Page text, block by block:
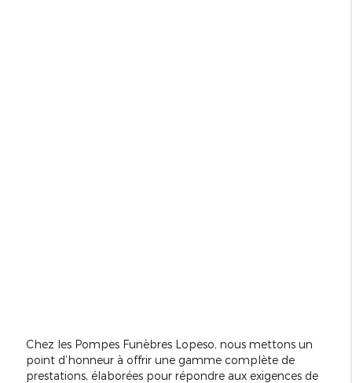
Chez les Pompes Funèbres Lopeso, nous mettons un
point d’honneur à offrir une gamme complète de
prestations, élaborées pour répondre aux exigences de